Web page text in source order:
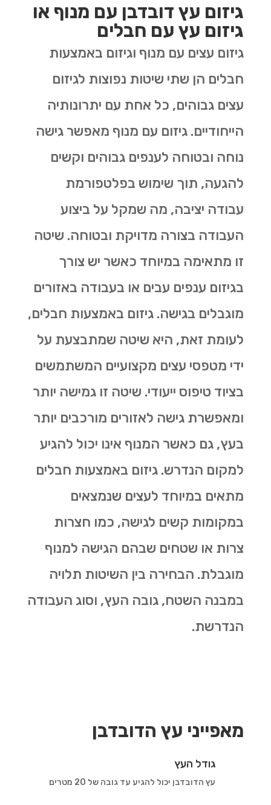
גיזום עץ דובדבן עם מנוף או
גיזום עץ עם חבלים
גיזום עצים עם מנוף וגיזום באמצעות
חבלים הן שתי שיטות נפוצות לגיזום
עצים גבוהים, כל אחת עם יתרונותיה
הייחודיים. גיזום עם מנוף מאפשר גישה
נוחה ובטוחה לענפים גבוהים וקשים
להגעה, תוך שימוש בפלטפורמת
עבודה יציבה, מה שמקל על ביצוע
העבודה בצורה מדויקת ובטוחה. שיטה
זו מתאימה במיוחד כאשר יש צורך
בגיזום ענפים עבים או בעבודה באזורים
מוגבלים בגישה. גיזום באמצעות חבלים,
לעומת זאת, היא שיטה שמתבצעת על
ידי מטפסי עצים מקצועיים המשתמשים
בציוד טיפוס ייעודי. שיטה זו גמישה יותר
ומאפשרת גישה לאזורים מורכבים יותר
בעץ, גם כאשר המנוף אינו יכול להגיע
למקום הנדרש. גיזום באמצעות חבלים
מתאים במיוחד לעצים שנמצאים
במקומות קשים לגישה, כמו חצרות
צרות או שטחים שבהם הגישה למנוף
מוגבלת. הבחירה בין השיטות תלויה
במבנה השטח, גובה העץ, וסוג העבודה
הנדרשת.
מאפייני עץ הדובדבן
גודל העץ
עץ הדובדבן יכול להגיע עד גובה של 20 מטרים